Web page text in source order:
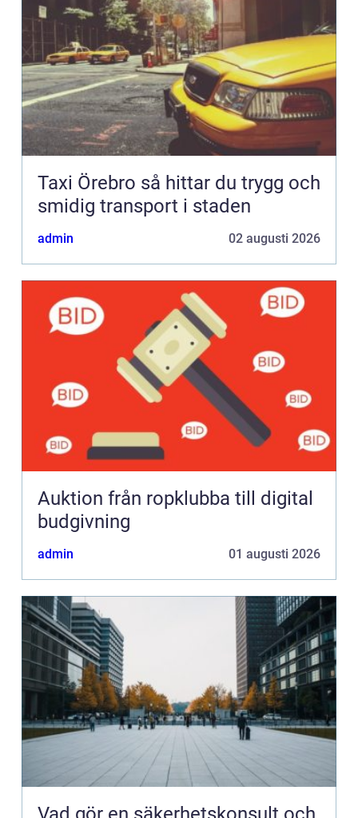
Taxi Örebro så hittar du trygg och
smidig transport i staden
admin 02 augusti 2026
Auktion från ropklubba till digital
budgivning
admin 01 augusti 2026